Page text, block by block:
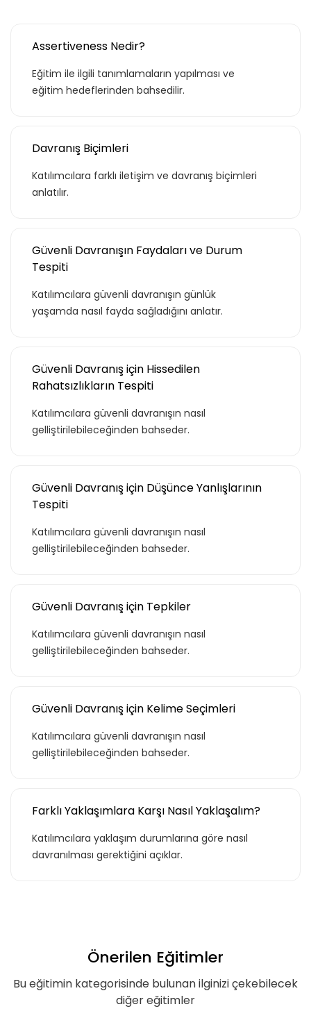
Assertiveness Nedir?
Eğitim ile ilgili tanımlamaların yapılması ve
eğitim hedeflerinden bahsedilir.
Davranış Biçimleri
Katılımcılara farklı iletişim ve davranış biçimleri
anlatılır.
Güvenli Davranışın Faydaları ve Durum
Tespiti
Katılımcılara güvenli davranışın günlük
yaşamda nasıl fayda sağladığını anlatır.
Güvenli Davranış için Hissedilen
Rahatsızlıkların Tespiti
Katılımcılara güvenli davranışın nasıl
gelliştirilebileceğinden bahseder.
Güvenli Davranış için Düşünce Yanlışlarının
Tespiti
Katılımcılara güvenli davranışın nasıl
gelliştirilebileceğinden bahseder.
Güvenli Davranış için Tepkiler
Katılımcılara güvenli davranışın nasıl
gelliştirilebileceğinden bahseder.
Güvenli Davranış için Kelime Seçimleri
Katılımcılara güvenli davranışın nasıl
gelliştirilebileceğinden bahseder.
Farklı Yaklaşımlara Karşı Nasıl Yaklaşalım?
Katılımcılara yaklaşım durumlarına göre nasıl
davranılması gerektiğini açıklar.
Önerilen Eğitimler
Bu eğitimin kategorisinde bulunan ilginizi çekebilecek
diğer eğitimler
ulaştın!
Teklif listende 50 adet eğitim bulunuyor. Bu
eğitimlere paket aboneliği alarak daha